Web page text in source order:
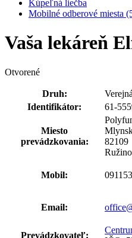
Kúpeľná liečba
Mobilné odberové miesta
Vaša lekáreň
Otvorené
Druh:
Identifikátor:
61-
Miesto
prevádzkovania:
82109
Mobil:
Email:
Prevádzkovateľ: